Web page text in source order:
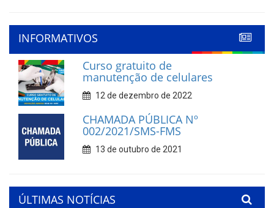
INFORMATIVOS
Curso gratuito de
manutenção de celulares
12 de dezembro de 2022
CHAMADA PÚBLICA Nº
002/2021/SMS-FMS
13 de outubro de 2021
ÚLTIMAS NOTÍCIAS